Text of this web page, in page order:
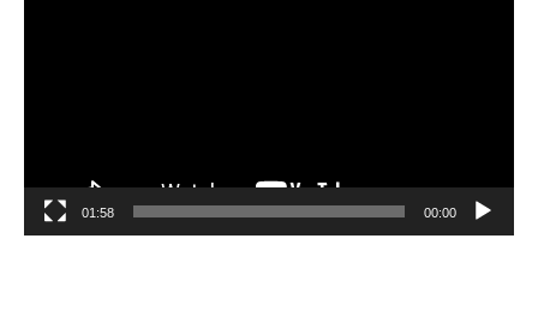
00:00
01:58